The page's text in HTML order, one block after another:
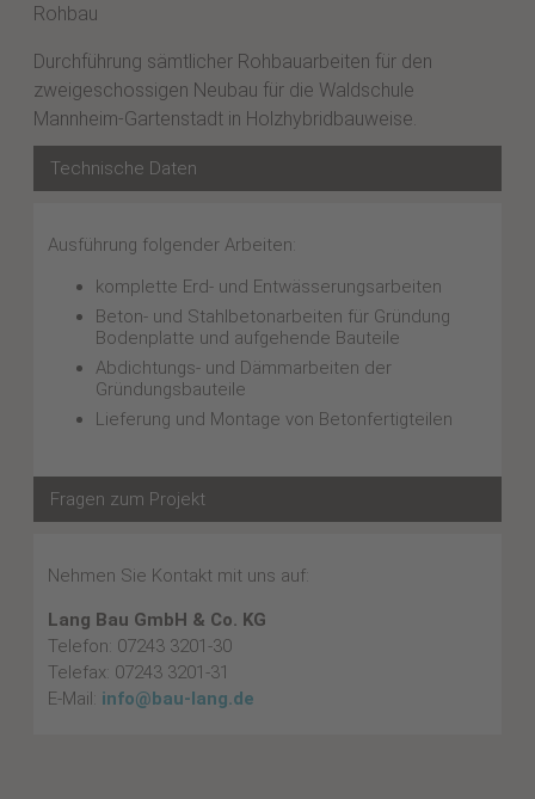
Rohbau
Durchführung sämtlicher Rohbauarbeiten für den
zweigeschossigen Neubau für die Waldschule
Mannheim-Gartenstadt in Holzhybridbauweise.
Technische Daten
Ausführung folgender Arbeiten:
komplette Erd- und Entwässerungsarbeiten
Beton- und Stahlbetonarbeiten für Gründung
Bodenplatte und aufgehende Bauteile
Abdichtungs- und Dämmarbeiten der
Gründungsbauteile
Lieferung und Montage von Betonfertigteilen
Fragen zum Projekt
Nehmen Sie Kontakt mit uns auf:
Lang Bau GmbH & Co. KG
Telefon: 07243 3201-30
Telefax: 07243 3201-31
E-Mail: info@bau-lang.de